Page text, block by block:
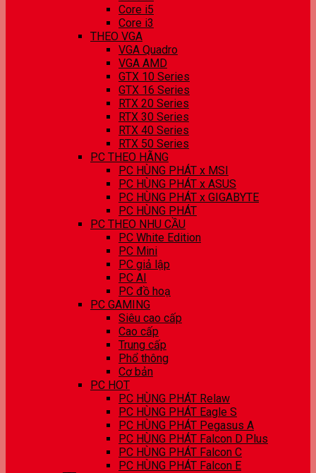
Core i5
Core i3
THEO VGA
VGA Quadro
VGA AMD
GTX 10 Series
GTX 16 Series
RTX 20 Series
RTX 30 Series
RTX 40 Series
RTX 50 Series
PC THEO HÃNG
PC HÙNG PHÁT x MSI
PC HÙNG PHÁT x ASUS
PC HÙNG PHÁT x GIGABYTE
PC HÙNG PHÁT
PC THEO NHU CẦU
PC White Edition
PC Mini
PC giả lập
PC AI
PC đồ hoạ
PC GAMING
Siêu cao cấp
Cao cấp
Trung cấp
Phổ thông
Cơ bản
PC HOT
PC HÙNG PHÁT Relaw
PC HÙNG PHÁT Eagle S
PC HÙNG PHÁT Pegasus A
PC HÙNG PHÁT Falcon D Plus
PC HÙNG PHÁT Falcon C
PC HÙNG PHÁT Falcon E